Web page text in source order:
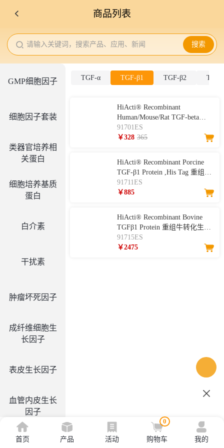
商品列表
请输入关键词，搜索产品、应用、新闻 搜索
GMP细胞因子
细胞因子套装
类器官培养相
关蛋白
细胞培养基质
蛋白
白介素
干扰素
肿瘤坏死因子
成纤维细胞生
长因子
表皮生长因子
血管内皮生长
因子
集落刺激因子
TGF-α TGF-β1 TGF-β2 TGF-
HiActi® Recombinant
Human/Mouse/Rat TGF-beta
1/TGF-β1 Protein 重组人/小鼠/
大鼠 转化生长因子-β1
91701ES
￥328 365
HiActi® Recombinant Porcine
TGF-β1 Protein ,His Tag 重组猪
转化生长因子-β1
91711ES
￥885
HiActi® Recombinant Bovine
TGFβ1 Protein 重组牛转化生长
因子-β1
91715ES
￥2475
首页 产品 活动
0
购物车 我的